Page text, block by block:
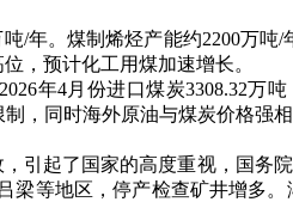
。煤制烯烃产能约2200万吨/
，预计化工用煤加速增长。
4月份进口煤炭3308.32万吨
，同时海外原油与煤炭价格强
起了国家的高度重视，国务
等地区，停产检查矿井增多